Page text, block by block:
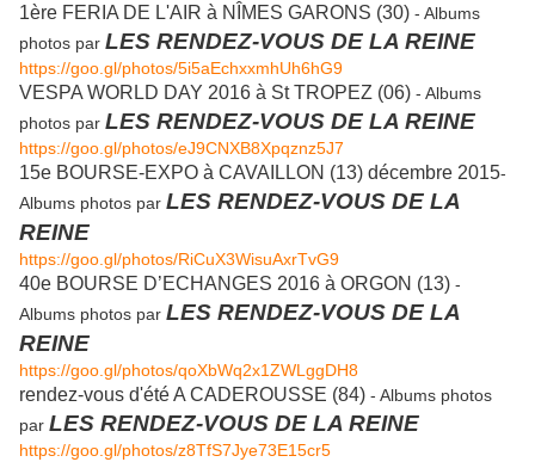
1ère FERIA DE L'AIR à NÎMES GARONS (30) - Albums
photos par LES RENDEZ-VOUS DE LA REINE
https://goo.gl/photos/5i5aEchxxmhUh6hG9
VESPA WORLD DAY 2016 à St TROPEZ (06) - Albums
photos par LES RENDEZ-VOUS DE LA REINE
https://goo.gl/photos/eJ9CNXB8Xpqznz5J7
15e BOURSE-EXPO à CAVAILLON (13) décembre 2015-
Albums photos par LES RENDEZ-VOUS DE LA
REINE
https://goo.gl/photos/RiCuX3WisuAxrTvG9
40e BOURSE D’ECHANGES 2016 à ORGON (13) -
Albums photos par LES RENDEZ-VOUS DE LA
REINE
https://goo.gl/photos/qoXbWq2x1ZWLggDH8
rendez-vous d'été A CADEROUSSE (84) - Albums photos
par LES RENDEZ-VOUS DE LA REINE
https://goo.gl/photos/z8TfS7Jye73E15cr5